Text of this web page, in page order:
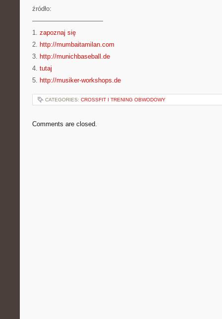
źródło:
———————————
1. zapoznaj się
2. http://mumbaitamilan.com
3. http://munichbaseball.de
4. tutaj
5. http://musiker-workshops.de
CATEGORIES: CROSSFIT I TRENING OBWODOWY
Comments are closed.